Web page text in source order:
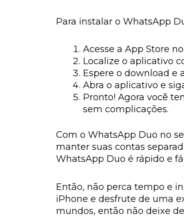
Para instalar o WhatsApp
Acesse a App Store
Localize o aplicativo
Espere o download e
Abra o aplicativo e
Pronto! Agora você
sem complicações.
Com o WhatsApp Duo no
manter suas contas
WhatsApp Duo é rápido e
Então, não perca tempo e
iPhone e desfrute de uma
mundos, então não deixe